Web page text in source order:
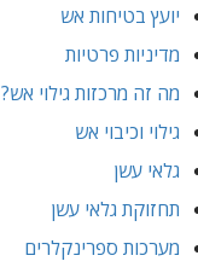
יועץ בטיחות אש
מדיניות פרטיות
מה זה מרכזות גילוי אש?
גילוי וכיבוי אש
גלאי עשן
תחזוקת גלאי עשן
מערכות ספרינקלרים